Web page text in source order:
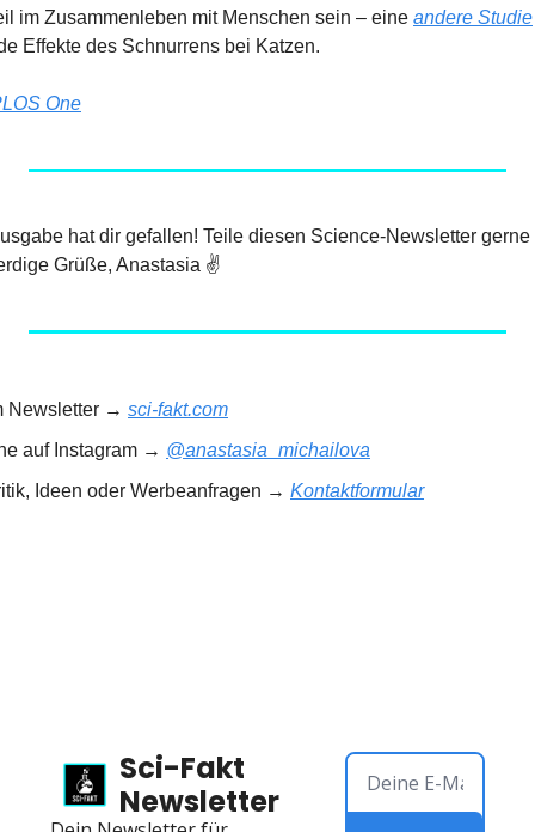
im Zusammenleben mit Menschen sein – eine andere Studie
Effekte des Schnurrens bei Katzen.
One
hat dir gefallen! Teile diesen Science-Newsletter
Grüße, Anastasia ✌️
Newsletter → sci-fakt.com
auf Instagram → @anastasia_michailova
Ideen oder Werbeanfragen → Kontaktformular
Sci-Fakt
Newsletter